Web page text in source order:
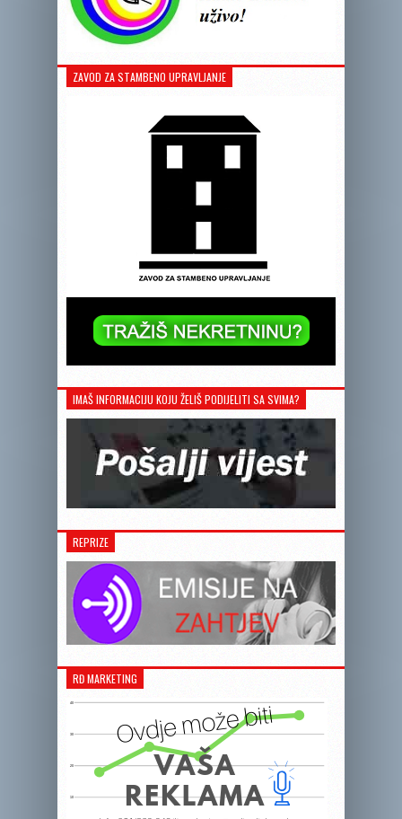
ZAVOD ZA STAMBENO UPRAVLJANJE
IMAŠ INFORMACIJU KOJU ŽELIŠ PODIJELITI SA SVIMA?
REPRIZE
RĐ MARKETING